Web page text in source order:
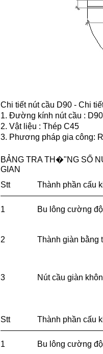
Chi tiết nút cầu D90 - Chi
1. Đường kính nút cầu :
2. Vật liệu : Thép C45
3. Phương pháp gia công:
BẢNG TRA TH�"NG SỐ
GIAN
Stt
Thành phần cấu
1 Bu lông cường
2 Thành giàn bằng
3 Nút cầu giàn
Stt Thành phần cấu
1 Bu lông cường